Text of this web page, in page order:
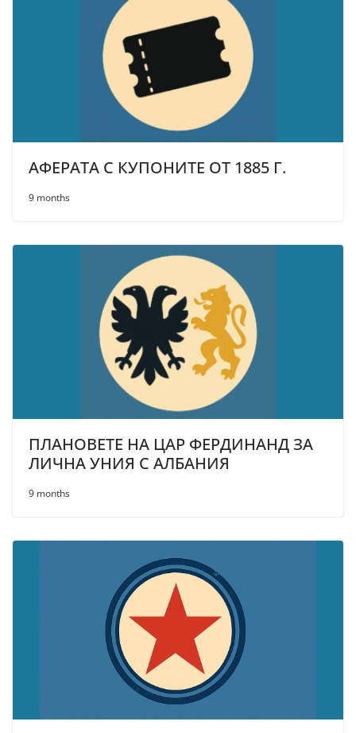
АФЕРАТА С КУПОНИТЕ ОТ 1885 Г.
9 months
ПЛАНОВЕТЕ НА ЦАР ФЕРДИНАНД ЗА
ЛИЧНА УНИЯ С АЛБАНИЯ
9 months